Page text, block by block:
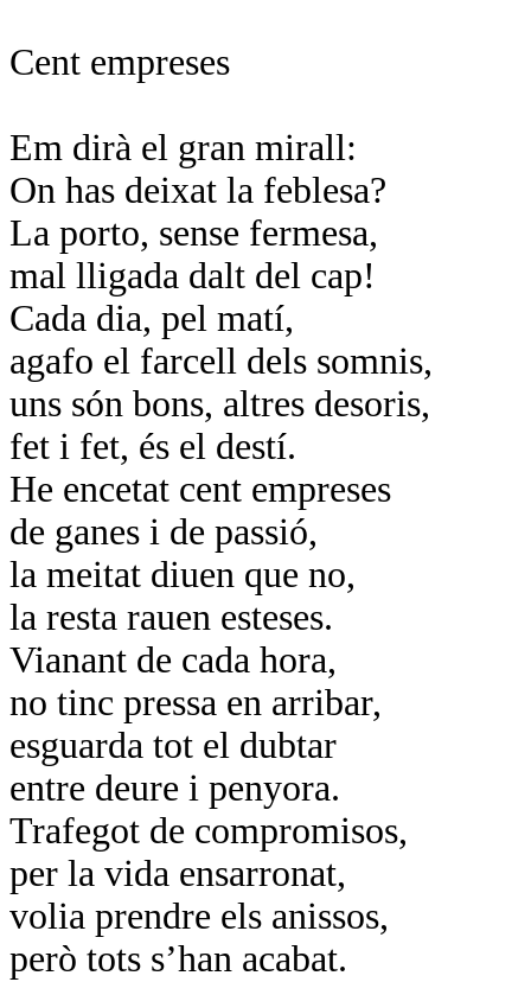
Cent empreses
Em dirà el gran mirall:
On has deixat la feblesa?
La porto, sense fermesa,
mal lligada dalt del cap!
Cada dia, pel matí,
agafo el farcell dels somnis,
uns són bons, altres desoris,
fet i fet, és el destí.
He encetat cent empreses
de ganes i de passió,
la meitat diuen que no,
la resta rauen esteses.
Vianant de cada hora,
no tinc pressa en arribar,
esguarda tot el dubtar
entre deure i penyora.
Trafegot de compromisos,
per la vida ensarronat,
volia prendre els anissos,
però tots s’han acabat.